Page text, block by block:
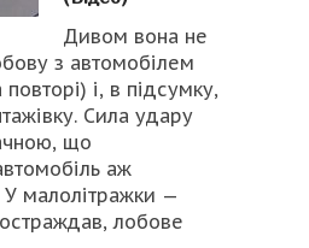
Дивом вона не
з автомобілем
і, в підсумку,
Сила удару
що
аж
У малолітражки —
лобове